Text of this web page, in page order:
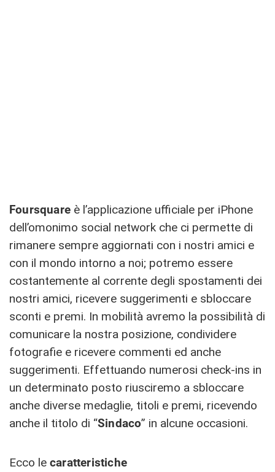
Foursquare è l’applicazione ufficiale per iPhone
dell’omonimo social network che ci permette di
rimanere sempre aggiornati con i nostri amici e
con il mondo intorno a noi; potremo essere
costantemente al corrente degli spostamenti dei
nostri amici, ricevere suggerimenti e sbloccare
sconti e premi. In mobilità avremo la possibilità di
comunicare la nostra posizione, condividere
fotografie e ricevere commenti ed anche
suggerimenti. Effettuando numerosi check-ins in
un determinato posto riusciremo a sbloccare
anche diverse medaglie, titoli e premi, ricevendo
anche il titolo di “Sindaco” in alcune occasioni.
Ecco le caratteristiche